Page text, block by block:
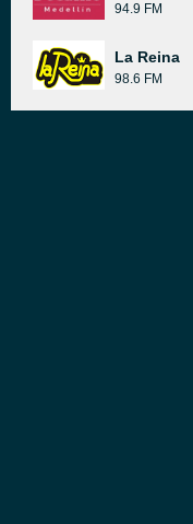
94.9 FM
La Reina
98.6 FM